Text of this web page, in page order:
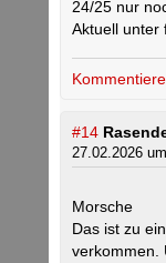
24/25 nur
Aktuell unter
#14
27.02.2026
Morsche
Das ist zu
verkommen.